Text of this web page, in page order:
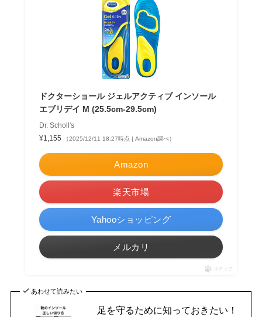
ドクターショール ジェルアクティブ インソール
エブリデイ M (25.5cm-29.5cm)
Dr. Scholl's
¥1,155
（2025/12/11 18:27時点 | Amazon調べ）
Amazon
楽天市場
Yahooショッピング
メルカリ
ポチップ
あわせて読みたい
足を守るために知っておきたい！